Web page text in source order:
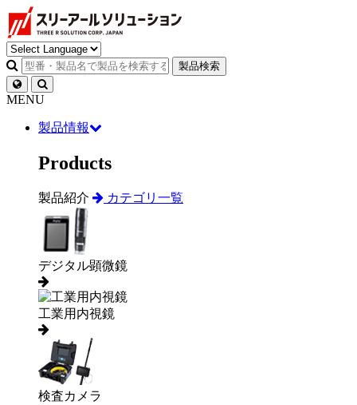
製品検索
MENU
製品情報
Products
製品紹介 カテゴリ一覧
デジタル顕微鏡
工業用内視鏡
検査カメラ